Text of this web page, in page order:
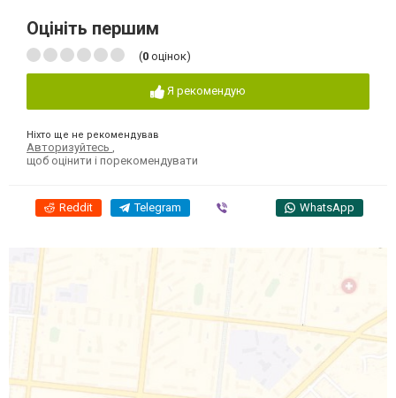
Оцініть першим
(0 оцінок)
Я рекомендую
Ніхто ще не рекомендував
Авторизуйтесь
щоб оцінити і порекомендувати
Reddit Telegram WhatsApp